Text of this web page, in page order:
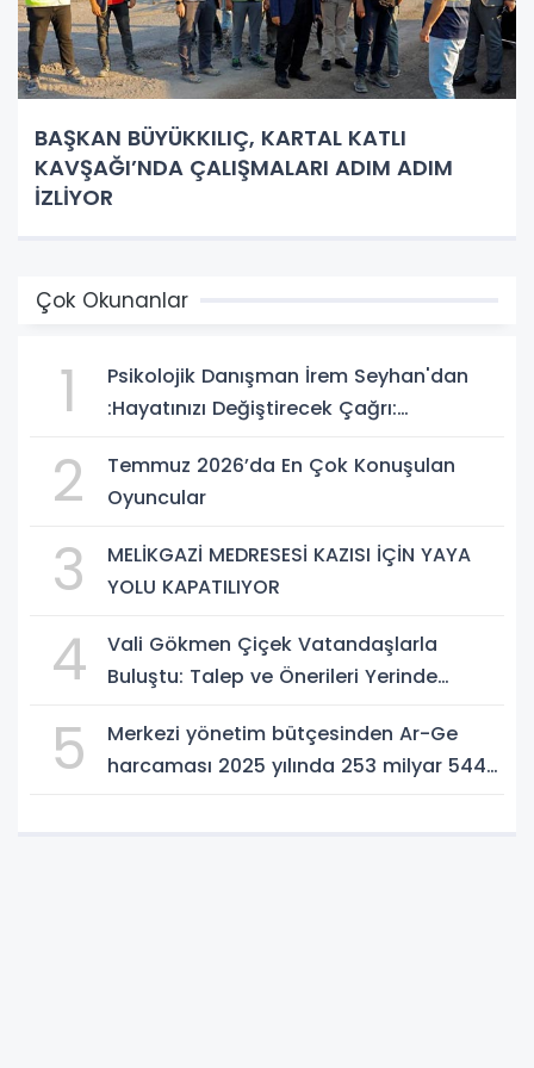
BAŞKAN BÜYÜKKILIÇ, KARTAL KATLI
KAVŞAĞI’NDA ÇALIŞMALARI ADIM ADIM
İZLİYOR
Çok Okunanlar
1
Psikolojik Danışman İrem Seyhan'dan
:Hayatınızı Değiştirecek Çağrı:
Atın!
2
Temmuz 2026’da En Çok Konuşulan
Oyuncular
3
MELİKGAZİ MEDRESESİ KAZISI İÇİN YAYA
YOLU KAPATILIYOR
4
Vali Gökmen Çiçek Vatandaşlarla
Buluştu: Talep ve Önerileri Yerinde
5
Merkezi yönetim bütçesinden Ar-Ge
harcaması 2025 yılında 253 milyar 544